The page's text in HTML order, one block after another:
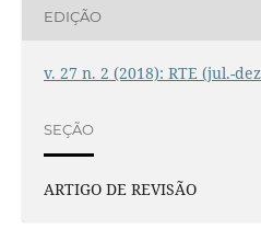
EDIÇÃO
v. 27 n. 2 (2018): RTE (jul.-
SEÇÃO
ARTIGO DE REVISÃO